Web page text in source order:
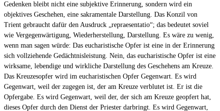
Gedenken bleibt nicht eine subjektive Erinnerung, sondern wird ein
objektives Geschehen, eine sakramentale Darstellung. Das Konzil von
Trient gebraucht dafür den Ausdruck „repraesentatio“; das bedeutet soviel
wie Vergegenwärtigung, Wiederherstellung, Darstellung. Es wäre zu wenig,
wenn man sagen würde: Das eucharistische Opfer ist eine in der Erinnerung
sich vollziehende Gedächtnisleistung. Nein, das eucharistische Opfer ist eine
wirksame, lebendige und wirkliche Darstellung des Geschehens am Kreuze.
Das Kreuzesopfer wird im eucharistischen Opfer Gegenwart. Es wird
Gegenwart, weil der zugegen ist, der am Kreuze verblutet ist. Er ist die
Opfergabe. Es wird Gegenwart, weil der, der sich am Kreuze geopfert hat,
dieses Opfer durch den Dienst der Priester darbringt. Es wird Gegenwart,